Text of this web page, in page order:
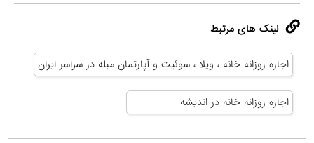
لینک های مرتبط
اجاره روزانه خانه ، ویلا ، سوئیت و آپارتمان مبله در سراسر ایران
اجاره روزانه خانه در اندیشه